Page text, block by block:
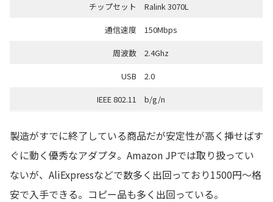
チップセット
Ralink 3070L
通信速度
150Mbps
周波数
2.4Ghz
USB
2.0
IEEE 802.11
b/g/n
製造がすでに終了している商品だが安定性が高く挿せばす
ぐに動く優秀なアダプタ。Amazon JPでは取り扱ってい
ないが、AliExpressなどで数多く出回っており1500円〜格
安で入手できる。コピー品も多く出回っている。